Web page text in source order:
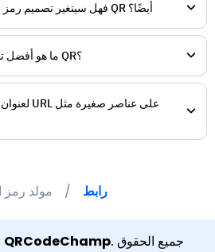
مولد رمز رابط
إذا قمت بتغيير عنوان URL، فهل سيتغير تصميم رمز QR أيضًا؟
ما هو أفضل تنسيق لتنزيل رابط إلى رمز QR؟
QRCodeChamp. جميع الحقوق